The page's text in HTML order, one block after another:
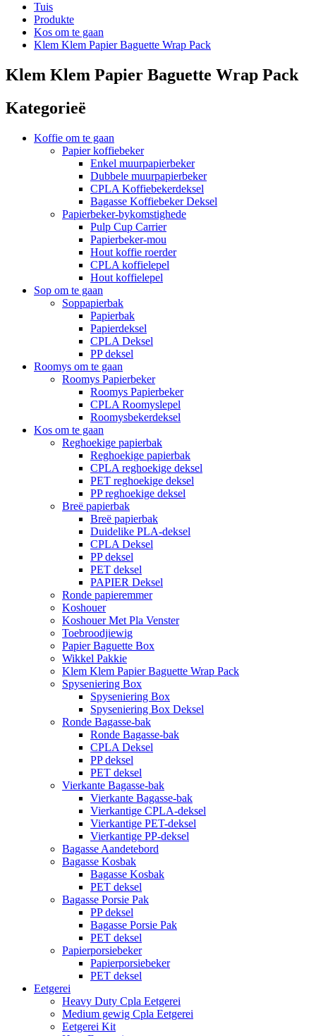
Tuis
Produkte
Kos om te gaan
Klem Klem Papier Baguette Wrap Pack
Klem Klem Papier Baguette Wrap Pack
Kategorieë
Koffie om te gaan
Papier koffiebeker
Enkel muurpapierbeker
Dubbele muurpapierbeker
CPLA Koffiebekerdeksel
Bagasse Koffiebeker Deksel
Papierbeker-bykomstighede
Pulp Cup Carrier
Papierbeker-mou
Hout koffie roerder
CPLA koffielepel
Hout koffielepel
Sop om te gaan
Soppapierbak
Papierbak
Papierdeksel
CPLA Deksel
PP deksel
Roomys om te gaan
Roomys Papierbeker
Roomys Papierbeker
CPLA Roomyslepel
Roomysbekerdeksel
Kos om te gaan
Reghoekige papierbak
Reghoekige papierbak
CPLA reghoekige deksel
PET reghoekige deksel
PP reghoekige deksel
Breë papierbak
Breë papierbak
Duidelike PLA-deksel
CPLA Deksel
PP deksel
PET deksel
PAPIER Deksel
Ronde papieremmer
Koshouer
Koshouer Met Pla Venster
Toebroodjiewig
Papier Baguette Box
Wikkel Pakkie
Klem Klem Papier Baguette Wrap Pack
Spyseniering Box
Spyseniering Box
Spyseniering Box Deksel
Ronde Bagasse-bak
Ronde Bagasse-bak
CPLA Deksel
PP deksel
PET deksel
Vierkante Bagasse-bak
Vierkante Bagasse-bak
Vierkantige CPLA-deksel
Vierkantige PET-deksel
Vierkantige PP-deksel
Bagasse Aandetebord
Bagasse Kosbak
Bagasse Kosbak
PET deksel
Bagasse Porsie Pak
PP deksel
Bagasse Porsie Pak
PET deksel
Papierporsiebeker
Papierporsiebeker
PET deksel
Eetgerei
Heavy Duty Cpla Eetgerei
Medium gewig Cpla Eetgerei
Eetgerei Kit